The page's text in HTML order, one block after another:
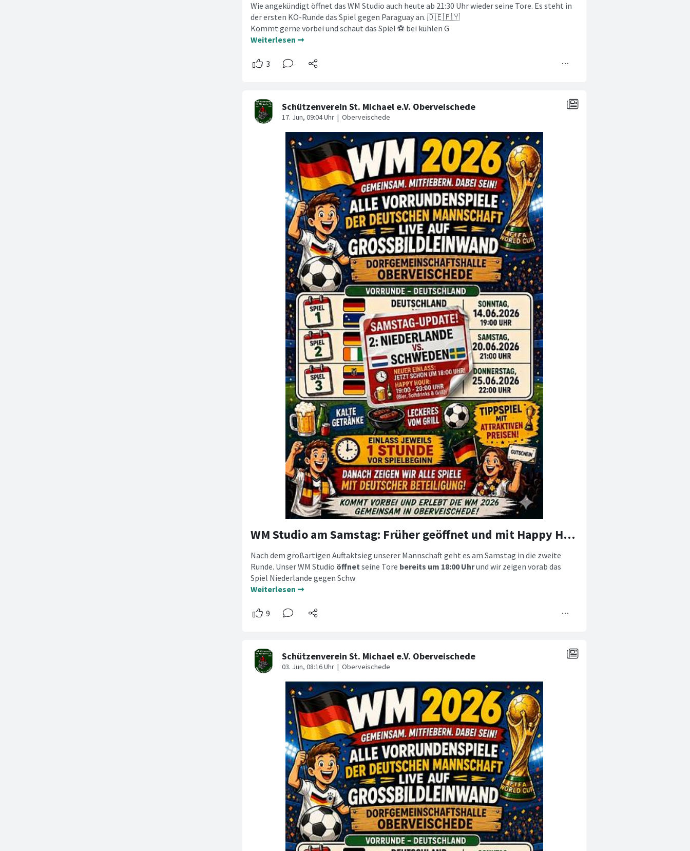
Wie angekündigt öffnet das WM Studio auch heute ab 21:30 Uhr wieder seine Tore. Es steht in
der ersten KO-Runde das Spiel gegen Paraguay an. 🇩🇪🇵🇾
Kommt gerne vorbei und schaut das Spiel ⚽️ bei kühlen G
Weiterlesen ➞
WM Studio am Samstag: Früher geöffnet und mit Happy Hour!
Nach dem großartigen Auftaktsieg unserer Mannschaft geht es am Samstag in die zweite
Runde. Unser WM Studio öffnet seine Tore bereits um 18:00 Uhrund wir zeigen vorab das
Spiel Niederlande gegen Schw
Weiterlesen ➞